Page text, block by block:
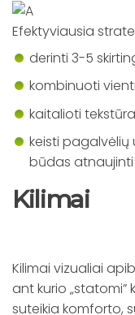
Efektyviausia
derinti 3-5
kombinuoti
kaitalioti
keisti pagalvėlių
būdas
Kilimai
Kilimai vizualiai
ant kurio
suteikia komforto,